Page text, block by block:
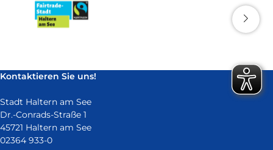
Kontaktieren Sie uns!
Stadt Haltern am See
Dr.-Conrads-Straße 1
45721 Haltern am See
02364 933-0